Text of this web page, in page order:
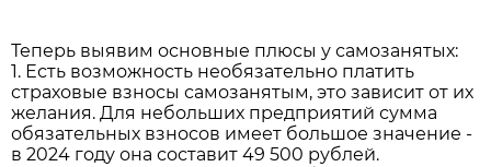
Теперь выявим основные плюсы у самозанятых:
1. Есть возможность необязательно платить
страховые взносы самозанятым, это зависит от их
желания. Для небольших предприятий сумма
обязательных взносов имеет большое значение -
в 2024 году она составит 49 500 рублей.